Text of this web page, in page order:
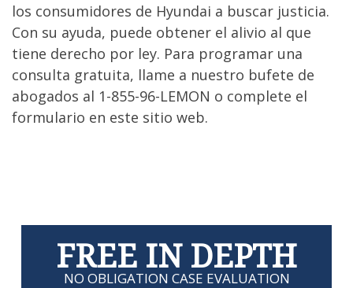
los consumidores de Hyundai a buscar justicia.
Con su ayuda, puede obtener el alivio al que
tiene derecho por ley. Para programar una
consulta gratuita, llame a nuestro bufete de
abogados al 1-855-96-LEMON o complete el
formulario en este sitio web.
FREE IN DEPTH
NO OBLIGATION CASE EVALUATION